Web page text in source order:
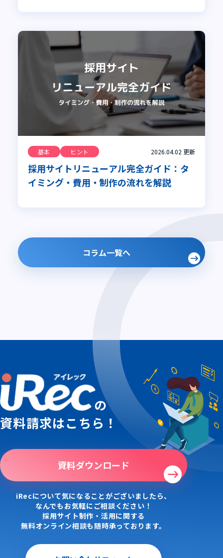
基本 ヒント 2026.04.02 更新
採用サイトリニューアル完全ガイド：タ
イミング・費用・制作の流れを解説
コラム一覧へ
の
資料請求はこちら！
資料ダウンロード
iRecについて気になることがございましたら、
なんでもお気軽にご相談ください！
採用サイト制作・活用に関する
無料オンライン相談も随時承っております。